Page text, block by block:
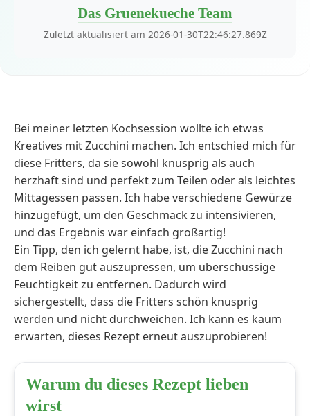
Das Gruenekueche Team
Zuletzt aktualisiert am 2026-01-30T22:46:27.869Z
Bei meiner letzten Kochsession wollte ich etwas
Kreatives mit Zucchini machen. Ich entschied mich für
diese Fritters, da sie sowohl knusprig als auch
herzhaft sind und perfekt zum Teilen oder als leichtes
Mittagessen passen. Ich habe verschiedene Gewürze
hinzugefügt, um den Geschmack zu intensivieren,
und das Ergebnis war einfach großartig!
Ein Tipp, den ich gelernt habe, ist, die Zucchini nach
dem Reiben gut auszupressen, um überschüssige
Feuchtigkeit zu entfernen. Dadurch wird
sichergestellt, dass die Fritters schön knusprig
werden und nicht durchweichen. Ich kann es kaum
erwarten, dieses Rezept erneut auszuprobieren!
Warum du dieses Rezept lieben
wirst